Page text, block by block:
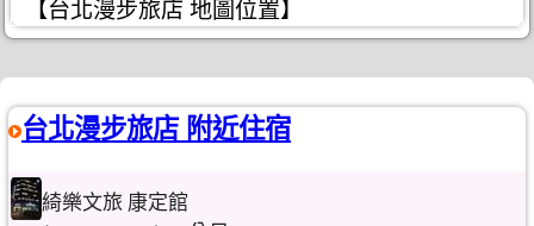
【台北漫步旅店 地圖位置】
台北漫步旅店 附近住宿
綺樂文旅 康定館